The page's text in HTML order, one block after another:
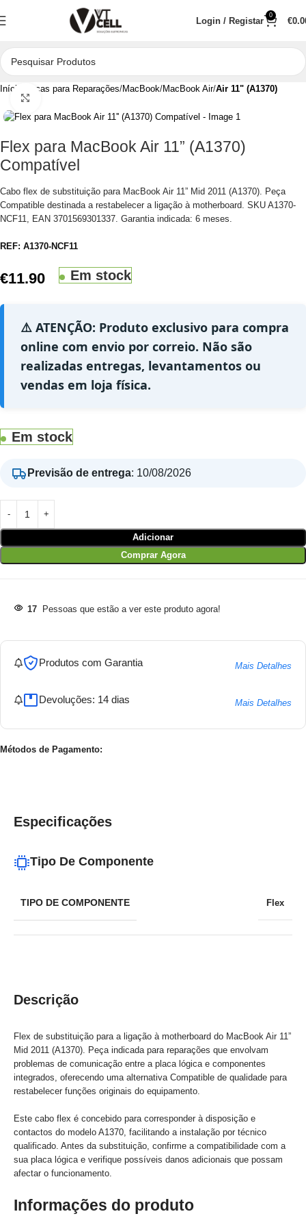
Login / Registar
0
€
Início Peças para Reparações MacBook MacBook Air Air 11" (A1370)
Flex para MacBook Air 11” (A1370)
Compatível
Cabo flex de substituição para MacBook Air 11” Mid 2011 (A1370). Peça
Compatible destinada a restabelecer a ligação à motherboard. SKU A1370-
NCF11, EAN 3701569301337. Garantia indicada: 6 meses.
REF: A1370-NCF11
€11.90 Em stock
⚠️ ATENÇÃO: Produto exclusivo para compra
online com envio por correio. Não são
realizadas entregas, levantamentos ou
vendas em loja física.
Em stock
Previsão de entrega: 10/08/2026
Adicionar
Comprar Agora
17 Pessoas que estão a ver este produto agora!
Produtos com Garantia Mais Detalhes
Devoluções: 14 dias Mais Detalhes
Métodos de Pagamento:
Descrição
Flex de substituição para a ligação à motherboard do MacBook Air 11”
Mid 2011 (A1370). Peça indicada para reparações que envolvam
problemas de comunicação entre a placa lógica e componentes
integrados, oferecendo uma alternativa Compatible de qualidade para
restabelecer funções originais do equipamento.
Este cabo flex é concebido para corresponder à disposição e
contactos do modelo A1370, facilitando a instalação por técnico
qualificado. Antes da substituição, confirme a compatibilidade com a
sua placa lógica e verifique possíveis danos adicionais que possam
afectar o funcionamento.
Informações do produto
Especificações
Tipo De Componente
TIPO DE COMPONENTE Flex